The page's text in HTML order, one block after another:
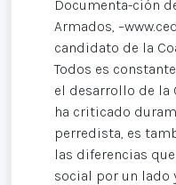
Documenta-ción
Armados,
candidato de la
Todos es
el desarrollo de la
ha criticado
perredista, es
las diferencias
social por un lado